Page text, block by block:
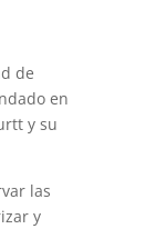
de
en
y su
las
y